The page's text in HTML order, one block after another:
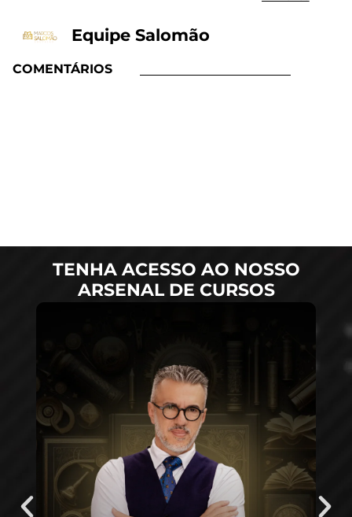
Equipe Salomão
COMENTÁRIOS
TENHA ACESSO AO NOSSO
ARSENAL DE CURSOS